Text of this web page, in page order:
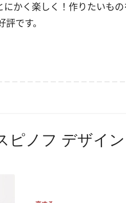
にかく楽しく！作りたいも
です。
ピノフ デザイ